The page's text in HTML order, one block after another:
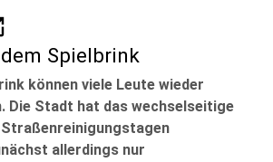
Spielbrink
können viele Leute wieder
Die Stadt hat das wechselseitige
allerdings nur